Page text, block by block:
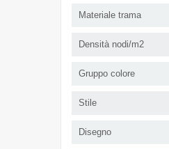
Materiale trama
Densità nodi/m2
Gruppo colore
Stile
Disegno